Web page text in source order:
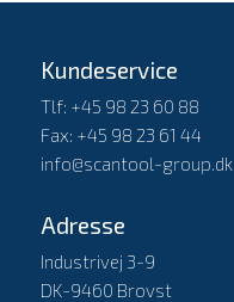
Kundeservice
Tlf: +45 98 23 60 88
Fax: +45 98 23 61 44
info@scantool-group.dk
Adresse
Industrivej 3-9
DK-9460 Brovst